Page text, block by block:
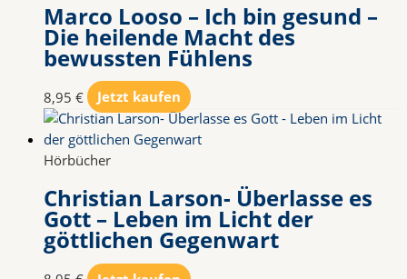
Marco Looso – Ich bin gesund –
Die heilende Macht des
bewussten Fühlens
8,95 € Jetzt kaufen
Hörbücher
Christian Larson- Überlasse es
Gott – Leben im Licht der
göttlichen Gegenwart